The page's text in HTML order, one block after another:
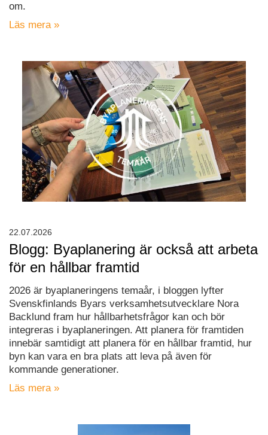
om.
Läs mera »
Blogg: Byaplanering är också att arbeta
för en hållbar framtid
2026 är byaplaneringens temaår, i bloggen lyfter
Svenskfinlands Byars verksamhetsutvecklare Nora
Backlund fram hur hållbarhetsfrågor kan och bör
integreras i byaplaneringen. Att planera för framtiden
innebär samtidigt att planera för en hållbar framtid, hur
byn kan vara en bra plats att leva på även för
kommande generationer.
Läs mera »
22.07.2026